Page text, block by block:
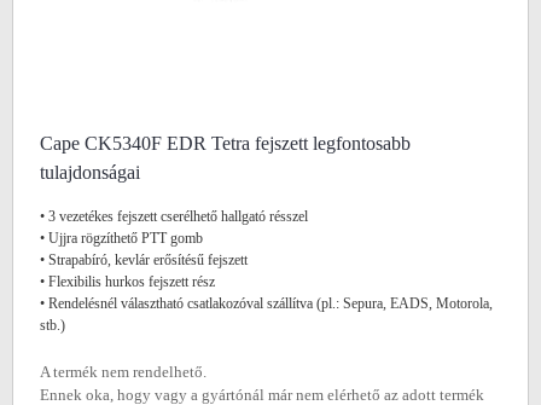
Cape CK5340F EDR Tetra fejszett legfontosabb
tulajdonságai
• 3 vezetékes fejszett cserélhető hallgató résszel
• Ujjra rögzíthető PTT gomb
• Strapabíró, kevlár erősítésű fejszett
• Flexibilis hurkos fejszett rész
• Rendelésnél választható csatlakozóval szállítva (pl.: Sepura, EADS, Motorola,
stb.)
A termék nem rendelhető.
Ennek oka, hogy vagy a gyártónál már nem elérhető az adott termék